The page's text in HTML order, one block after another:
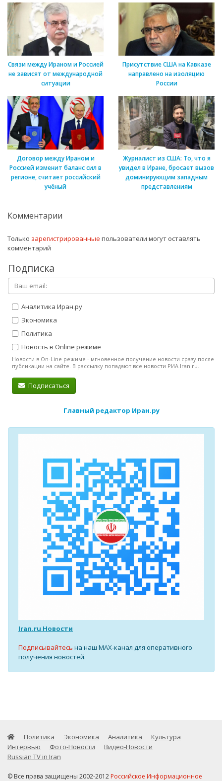
Связи между Ираном и Россией
не зависят от международной
ситуации
Присутствие США на Кавказе
направлено на изоляцию
России
Договор между Ираном и
Россией изменит баланс сил в
регионе, считает российский
учёный
Журналист из США: То, что я
увидел в Иране, бросает вызов
доминирующим западным
представлениям
Комментарии
Только зарегистрированные пользователи могут оставлять
комментарий
Подписка
Аналитика Иран.ру
Экономика
Политика
Новость в Online режиме
Новости в On-Line режиме - мгновенное получение новости сразу после
публикации на сайте. В рассылку попадают все новости РИА Iran.ru.
Подписаться
Главный редактор Иран.ру
Iran.ru Новости
Подписывайтесь на наш MAX-канал для оперативного
получения новостей.
Политика Экономика Аналитика
Культура
Интервью
Фото-Новости
Видео-Новости
Russian TV in Iran
© Все права защищены 2002-2012 Российское Информационное